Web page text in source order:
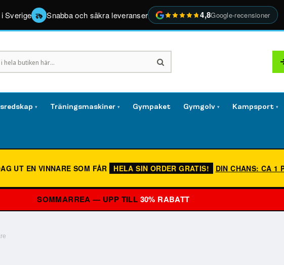
Sverige Snabba och säkra leveranser 4,8Google-recensioner
▾ Träningsmaskiner ▾ Gympaket Gymgolv ▾ Kampsport ▾
UT EN VINNARE SOM FÅR HELA SIN ORDER GRATIS! DIN CHANS: CA 1
SOMMARREA — UPP TILL 30% RABATT